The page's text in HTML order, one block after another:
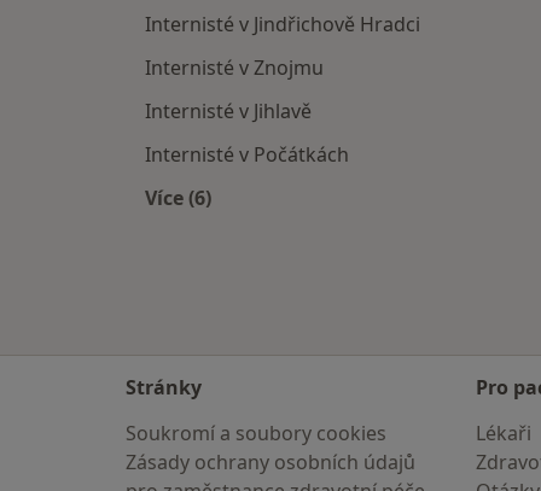
Internisté v Jindřichově Hradci
Internisté v Znojmu
Internisté v Jihlavě
Internisté v Počátkách
Více (6)
Stránky
Soukromí a soubory cookies
Zásady ochrany osobních údajů
Pro
Lékaři